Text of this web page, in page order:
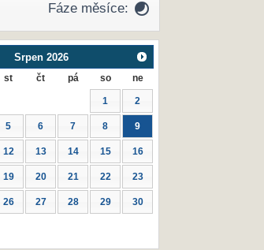
Fáze měsíce:
Srpen 2026
st čt pá so ne
1 2
5 6 7 8 9
12 13 14 15 16
19 20 21 22 23
26 27 28 29 30